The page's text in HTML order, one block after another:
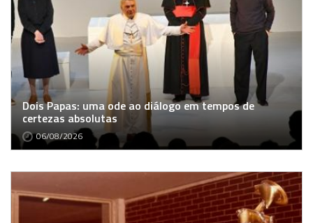
Dois Papas: uma ode ao diálogo em tempos de
certezas absolutas
06/08/2026